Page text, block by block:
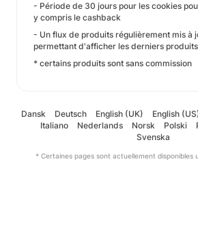
- Période de 30 jours pour les cookies
y compris le cashback
- Un flux de produits régulièrement mis à
permettant d'afficher les derniers
* certains produits sont sans commission
Dansk Deutsch English (UK) English
Italiano Nederlands Norsk Polski
Svenska
* Certaines pages sont actuellement disponibles